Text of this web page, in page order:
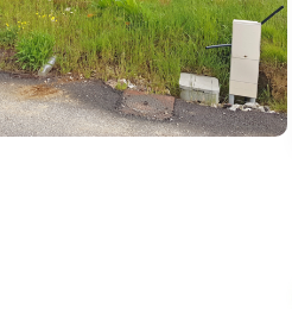
Contacter un